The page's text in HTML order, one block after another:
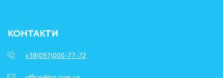
КОНТАКТИ
+38(097)000-77-72